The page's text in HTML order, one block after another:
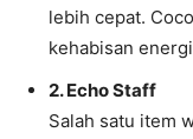
lebih cepat.
kehabisan
2. Echo Staff
Salah satu item